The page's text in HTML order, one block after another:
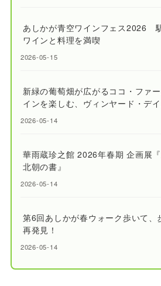
あしかが青空ワインフェス2026
ワインと料理を満喫
2026-05-15
新緑の葡萄畑が広がるココ・ファ
インを楽しむ、ヴィンヤード・デ
2026-05-14
華雨蔵珍之館 2026年春期 企画展
北朝の書』
2026-05-14
第6回あしかが春ウォーク歩いて、
再発見！
2026-05-14